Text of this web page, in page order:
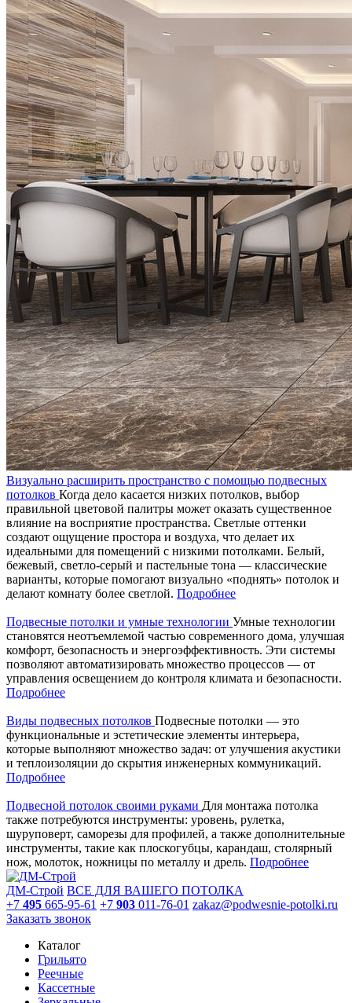
Визуально расширить пространство с помощью подвесных
потолков Когда дело касается низких потолков, выбор
правильной цветовой палитры может оказать существенное
влияние на восприятие пространства. Светлые оттенки
создают ощущение простора и воздуха, что делает их
идеальными для помещений с низкими потолками. Белый,
бежевый, светло-серый и пастельные тона — классические
варианты, которые помогают визуально «поднять» потолок и
делают комнату более светлой. Подробнее
Подвесные потолки и умные технологии Умные технологии
становятся неотъемлемой частью современного дома, улучшая
комфорт, безопасность и энергоэффективность. Эти системы
позволяют автоматизировать множество процессов — от
управления освещением до контроля климата и безопасности.
Подробнее
Виды подвесных потолков Подвесные потолки — это
функциональные и эстетические элементы интерьера,
которые выполняют множество задач: от улучшения акустики
и теплоизоляции до скрытия инженерных коммуникаций.
Подробнее
Подвесной потолок своими руками Для монтажа потолка
также потребуются инструменты: уровень, рулетка,
шуруповерт, саморезы для профилей, а также дополнительные
инструменты, такие как плоскогубцы, карандаш, столярный
нож, молоток, ножницы по металлу и дрель. Подробнее
ДМ-Строй ВСЕ ДЛЯ ВАШЕГО ПОТОЛКА
+7 495 665-95-61 +7 903 011-76-01 zakaz@podwesnie-potolki.ru
Заказать звонок
Каталог
Грильято
Реечные
Кассетные